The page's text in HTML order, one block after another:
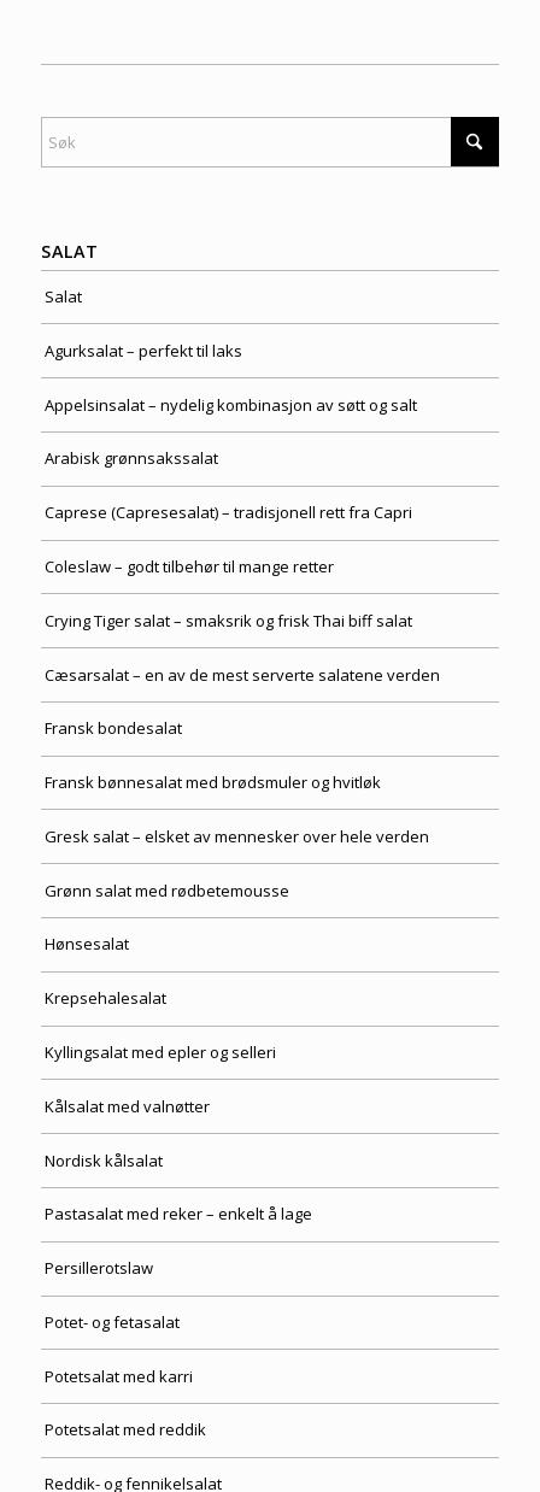
SALAT
Salat
Agurksalat – perfekt til laks
Appelsinsalat – nydelig kombinasjon av søtt og salt
Arabisk grønnsakssalat
Caprese (Capresesalat) – tradisjonell rett fra Capri
Coleslaw – godt tilbehør til mange retter
Crying Tiger salat – smaksrik og frisk Thai biff salat
Cæsarsalat – en av de mest serverte salatene verden
Fransk bondesalat
Fransk bønnesalat med brødsmuler og hvitløk
Gresk salat – elsket av mennesker over hele verden
Grønn salat med rødbetemousse
Hønsesalat
Krepsehalesalat
Kyllingsalat med epler og selleri
Kålsalat med valnøtter
Nordisk kålsalat
Pastasalat med reker – enkelt å lage
Persillerotslaw
Potet- og fetasalat
Potetsalat med karri
Potetsalat med reddik
Reddik- og fennikelsalat